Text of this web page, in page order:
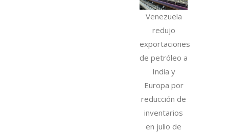
Venezuela
redujo
exportaciones
de petróleo a
India y
Europa por
reducción de
inventarios
en julio de